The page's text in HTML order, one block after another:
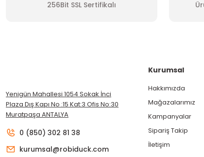
256Bit SSL Sertifikalı
Yenigün Mahallesi 1054 Sokak İnci
Plaza Dış Kapı No :15 Kat:3 Ofis No:30
Muratpaşa ANTALYA
0 (850) 302 81 38
kurumsal@robiduck.com
Kurumsal
Hakkımızda
Mağazalarımız
Kampanyalar
Sipariş Takip
İletişim